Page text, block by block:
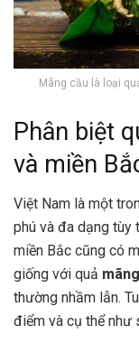
Mãng cầu là loại
Phân biệt
và miền
Việt Nam là một
phú và đa dạng tùy
miền Bắc cũng có
giống với quả
thường nhầm lẫn.
điểm và cụ thể như